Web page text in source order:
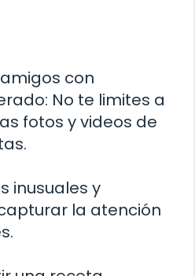
con
No te limites a
fotos y videos de
inusuales y
la atención